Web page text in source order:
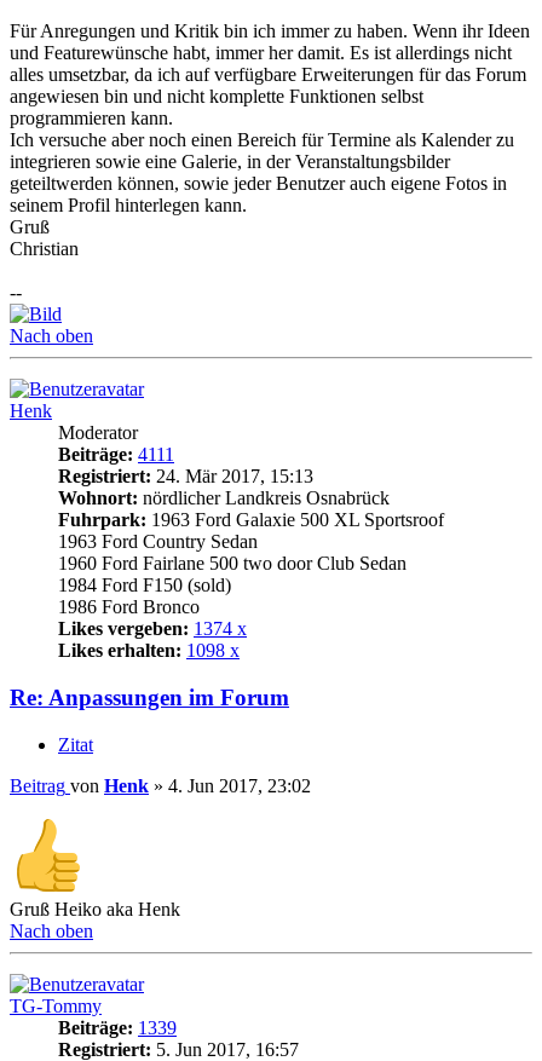
Für Anregungen und Kritik bin ich immer zu haben. Wenn ihr Ideen
und Featurewünsche habt, immer her damit. Es ist allerdings nicht
alles umsetzbar, da ich auf verfügbare Erweiterungen für das Forum
angewiesen bin und nicht komplette Funktionen selbst
programmieren kann.
Ich versuche aber noch einen Bereich für Termine als Kalender zu
integrieren sowie eine Galerie, in der Veranstaltungsbilder
geteiltwerden können, sowie jeder Benutzer auch eigene Fotos in
seinem Profil hinterlegen kann.
Gruß
Christian
--
Nach oben
Henk
Moderator
Beiträge: 4111
Registriert: 24. Mär 2017, 15:13
Wohnort: nördlicher Landkreis Osnabrück
Fuhrpark: 1963 Ford Galaxie 500 XL Sportsroof
1963 Ford Country Sedan
1960 Ford Fairlane 500 two door Club Sedan
1984 Ford F150 (sold)
1986 Ford Bronco
Likes vergeben: 1374 x
Likes erhalten: 1098 x
Re: Anpassungen im Forum
Zitat
Beitrag von Henk » 4. Jun 2017, 23:02
Gruß Heiko aka Henk
Nach oben
TG-Tommy
Beiträge: 1339
Registriert: 5. Jun 2017, 16:57